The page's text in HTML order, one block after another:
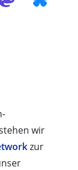
wir
zur